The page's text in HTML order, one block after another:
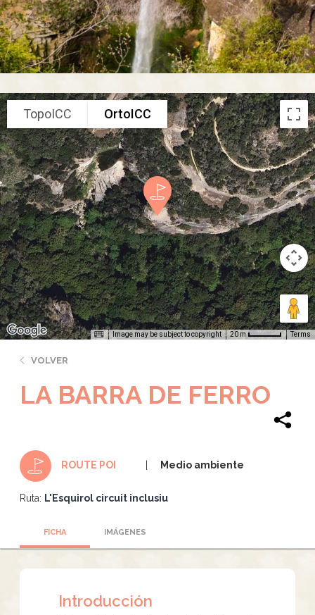
TopoICC OrtoICC
Image may be subject to copyright 20 m Terms
VOLVER
LA BARRA DE FERRO
ROUTE POI Medio ambiente
Ruta: L'Esquirol circuit inclusiu
FICHA IMÁGENES
Introducción